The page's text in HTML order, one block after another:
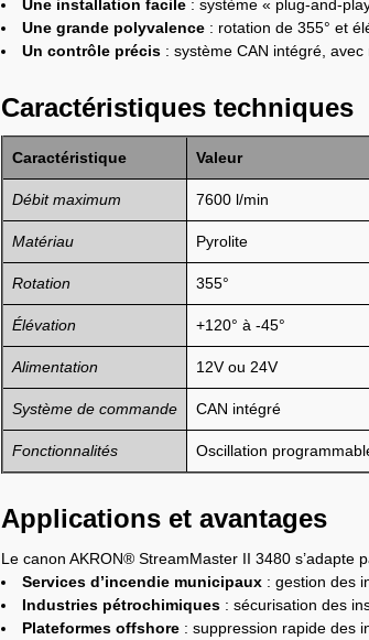
Une installation facile : système « plug-and-
Une grande polyvalence : rotation de 355° et
Un contrôle précis : système CAN intégré, avec
Caractéristiques techniques
Caractéristique Valeur
Débit maximum 7600 l/min
Matériau Pyrolite
Rotation 355°
Élévation +120° à -45°
Alimentation 12V ou 24V
Système de commande CAN intégré
Fonctionnalités Oscillation
Applications et avantages
Le canon AKRON® StreamMaster II 3480 s’adapte
Services d’incendie municipaux : gestion des
Industries pétrochimiques : sécurisation des
Plateformes offshore : suppression rapide des